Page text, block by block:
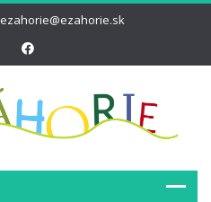
ezahorie@ezahorie.sk